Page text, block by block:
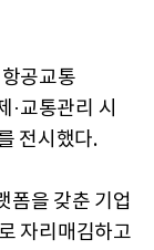
공교통
교통관리 시
전시했다.
폼을 갖춘 기업
자리매김하고